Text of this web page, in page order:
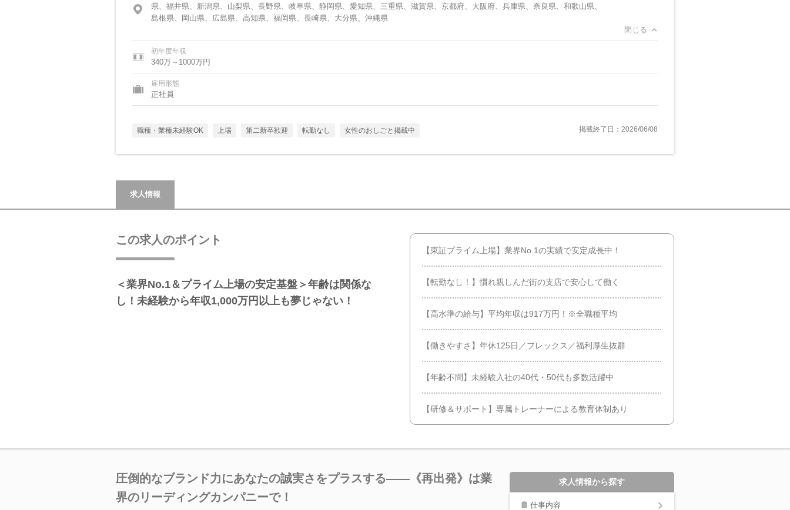
県、福井県、新潟県、山梨県、長野県、岐阜県、静岡県、愛知県、三重県、滋賀県、京都府、大阪府、兵庫県、奈良県、和歌山県、
島根県、岡山県、広島県、高知県、福岡県、長崎県、大分県、沖縄県
閉じる
初年度年収
340万～1000万円
雇用形態
正社員
職種・業種未経験OK 上場 第二新卒歓迎 転勤なし 女性のおしごと掲載中 掲載終了日：2026/06/08
求人情報
この求人のポイント
＜業界No.1＆プライム上場の安定基盤＞年齢は関係な
し！未経験から年収1,000万円以上も夢じゃない！
【東証プライム上場】業界No.1の実績で安定成長中！
【転勤なし！】慣れ親しんだ街の支店で安心して働く
【高水準の給与】平均年収は917万円！※全職種平均
【働きやすさ】年休125日／フレックス／福利厚生抜群
【年齢不問】未経験入社の40代・50代も多数活躍中
【研修＆サポート】専属トレーナーによる教育体制あり
圧倒的なブランド力にあなたの誠実さをプラスする――《再出発》は業
界のリーディングカンパニーで！
求人情報から探す
仕事内容